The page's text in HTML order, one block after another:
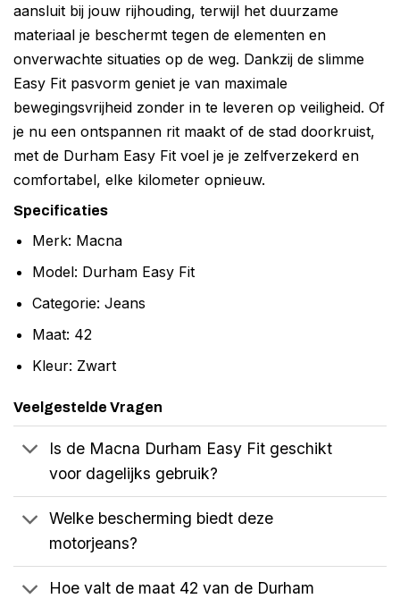
aansluit bij jouw rijhouding, terwijl het duurzame
materiaal je beschermt tegen de elementen en
onverwachte situaties op de weg. Dankzij de slimme
Easy Fit pasvorm geniet je van maximale
bewegingsvrijheid zonder in te leveren op veiligheid. Of
je nu een ontspannen rit maakt of de stad doorkruist,
met de Durham Easy Fit voel je je zelfverzekerd en
comfortabel, elke kilometer opnieuw.
Specificaties
Merk: Macna
Model: Durham Easy Fit
Categorie: Jeans
Maat: 42
Kleur: Zwart
Veelgestelde Vragen
Is de Macna Durham Easy Fit geschikt
voor dagelijks gebruik?
Welke bescherming biedt deze
motorjeans?
Hoe valt de maat 42 van de Durham